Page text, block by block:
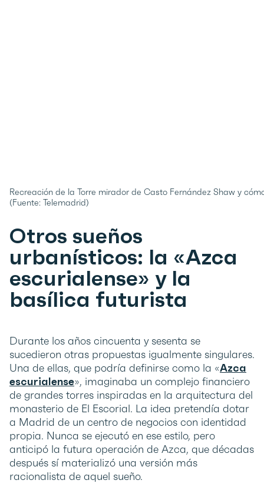
Recreación de la Torre mirador de Casto Fernández Shaw y
(Fuente: Telemadrid)
Otros sueños
urbanísticos: la «Azca
escurialense» y la
basílica futurista
Durante los años cincuenta y sesenta se
sucedieron otras propuestas igualmente singulares.
Una de ellas, que podría definirse como la «Azca
escurialense», imaginaba un complejo financiero
de grandes torres inspiradas en la arquitectura del
monasterio de El Escorial. La idea pretendía dotar
a Madrid de un centro de negocios con identidad
propia. Nunca se ejecutó en ese estilo, pero
anticipó la futura operación de Azca, que décadas
después sí materializó una versión más
racionalista de aquel sueño.